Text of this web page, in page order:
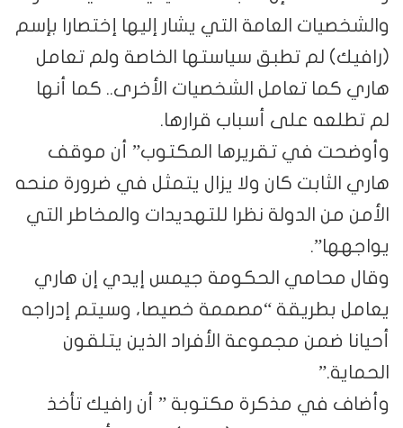
والشخصيات العامة التي يشار إليها إختصارا بإسم
(رافيك) لم تطبق سياستها الخاصة ولم تعامل
هاري كما تعامل الشخصيات الأخرى.. كما أنها
لم تطلعه على أسباب قرارها.
وأوضحت في تقريرها المكتوب” أن موقف
هاري الثابت كان ولا يزال يتمثل في ضرورة منحه
الأمن من الدولة نظرا للتهديدات والمخاطر التي
يواجهها”.
وقال محامي الحكومة جيمس إيدي إن هاري
يعامل بطريقة “مصممة خصيصا، وسيتم إدراجه
أحيانا ضمن مجموعة الأفراد الذين يتلقون
الحماية.”
وأضاف في مذكرة مكتوبة ” أن رافيك تأخذ